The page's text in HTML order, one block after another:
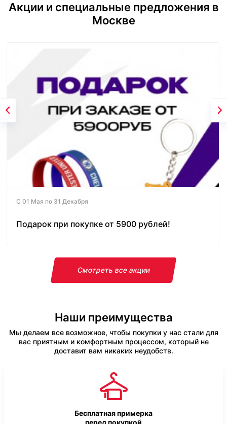
Акции и специальные предложения в
Москве
С 01 Мая по 31 Декабря
Подарок при покупке от 5900 рублей!
Смотреть все акции
Наши преимущества
Мы делаем все возможное, чтобы покупки у нас стали для
вас приятным и комфортным процессом, который не
доставит вам никаких неудобств.
Бесплатная примерка
перед покупкой